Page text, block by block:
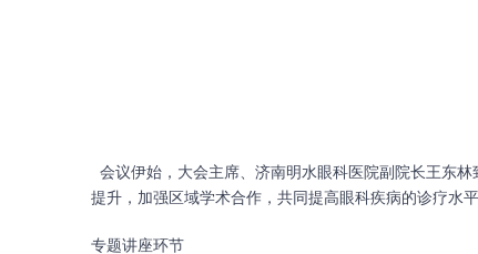
会议伊始，大会主席、济南明水眼科医院副院长王东
提升，加强区域学术合作，共同提高眼科疾病的诊疗水平
专题讲座环节